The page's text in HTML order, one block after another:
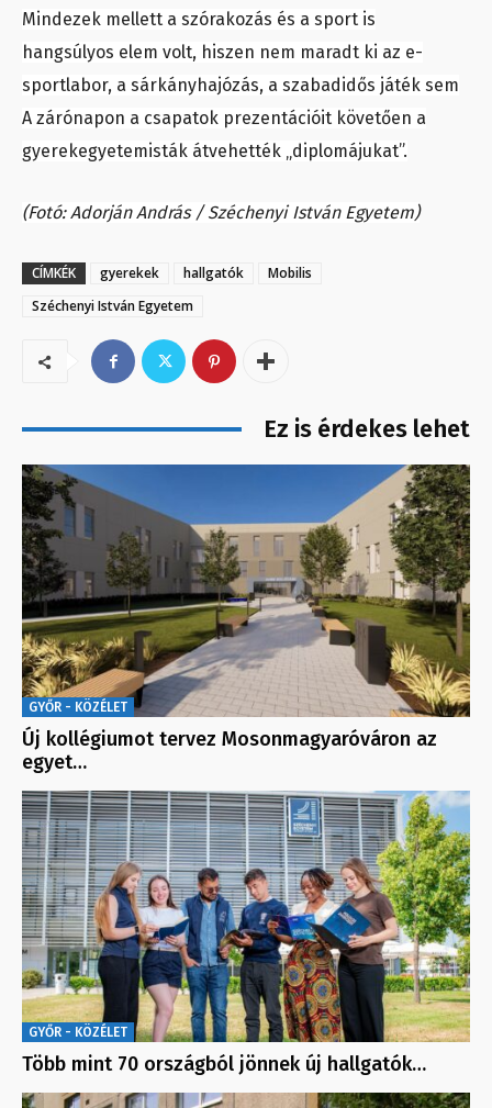
Mindezek mellett a szórakozás és a sport is
hangsúlyos elem volt, hiszen nem maradt ki az e-
sportlabor, a sárkányhajózás, a szabadidős játék sem
A zárónapon a csapatok prezentációit követően a
gyerekegyetemisták átvehették „diplomájukat”.
(Fotó: Adorján András / Széchenyi István Egyetem)
CÍMKÉK gyerekek hallgatók
Mobilis
Széchenyi István Egyetem
Ez is érdekes lehet
GYŐR - KÖZÉLET
Új kollégiumot tervez Mosonmagyaróváron az
egyet…
GYŐR - KÖZÉLET
Több mint 70 országból jönnek új hallgatók…